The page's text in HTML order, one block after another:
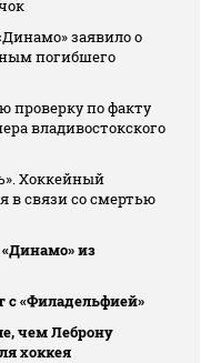
заявило о
погибшего
проверку по факту
владивостокского
Хоккейный
в связи со смертью
из
«Филадельфией»
чем Леброну
хоккея